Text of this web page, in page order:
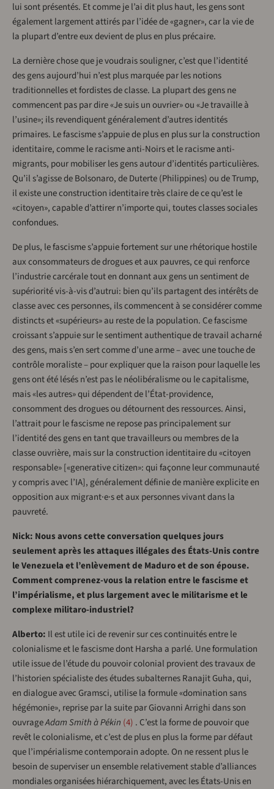
lui sont présentés. Et comme je l’ai dit plus haut, les gens sont
également largement attirés par l’idée de «gagner», car la vie de
la plupart d’entre eux devient de plus en plus précaire.
La dernière chose que je voudrais souligner, c’est que l’identité
des gens aujourd’hui n’est plus marquée par les notions
traditionnelles et fordistes de classe. La plupart des gens ne
commencent pas par dire «Je suis un ouvrier» ou «Je travaille à
l’usine»; ils revendiquent généralement d’autres identités
primaires. Le fascisme s’appuie de plus en plus sur la construction
identitaire, comme le racisme anti-Noirs et le racisme anti-
migrants, pour mobiliser les gens autour d’identités particulières.
Qu’il s’agisse de Bolsonaro, de Duterte (Philippines) ou de Trump,
il existe une construction identitaire très claire de ce qu’est le
«citoyen», capable d’attirer n’importe qui, toutes classes sociales
confondues.
De plus, le fascisme s’appuie fortement sur une rhétorique hostile
aux consommateurs de drogues et aux pauvres, ce qui renforce
l’industrie carcérale tout en donnant aux gens un sentiment de
supériorité vis-à-vis d’autrui: bien qu’ils partagent des intérêts de
classe avec ces personnes, ils commencent à se considérer comme
distincts et «supérieurs» au reste de la population. Ce fascisme
croissant s’appuie sur le sentiment authentique de travail acharné
des gens, mais s’en sert comme d’une arme – avec une touche de
contrôle moraliste – pour expliquer que la raison pour laquelle les
gens ont été lésés n’est pas le néolibéralisme ou le capitalisme,
mais «les autres» qui dépendent de l’État-providence,
consomment des drogues ou détournent des ressources. Ainsi,
l’attrait pour le fascisme ne repose pas principalement sur
l’identité des gens en tant que travailleurs ou membres de la
classe ouvrière, mais sur la construction identitaire du «citoyen
responsable» [«generative citizen»: qui façonne leur communauté
y compris avec l’IA], généralement définie de manière explicite en
opposition aux migrant·e·s et aux personnes vivant dans la
pauvreté.
Nick: Nous avons cette conversation quelques jours
seulement après les attaques illégales des États-Unis contre
le Venezuela et l’enlèvement de Maduro et de son épouse.
Comment comprenez-vous la relation entre le fascisme et
l’impérialisme, et plus largement avec le militarisme et le
complexe militaro-industriel?
Alberto: Il est utile ici de revenir sur ces continuités entre le
colonialisme et le fascisme dont Harsha a parlé. Une formulation
utile issue de l’étude du pouvoir colonial provient des travaux de
l’historien spécialiste des études subalternes Ranajit Guha, qui,
en dialogue avec Gramsci, utilise la formule «domination sans
hégémonie», reprise par la suite par Giovanni Arrighi dans son
ouvrageAdam Smith à Pékin 4 . C’est la forme de pouvoir que
revêt le colonialisme, et c’est de plus en plus la forme par défaut
que l’impérialisme contemporain adopte. On ne ressent plus le
besoin de superviser un ensemble relativement stable d’alliances
mondiales organisées hiérarchiquement, avec les États-Unis en